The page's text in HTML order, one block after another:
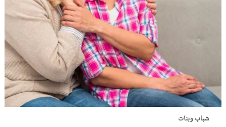
شباب وبنات